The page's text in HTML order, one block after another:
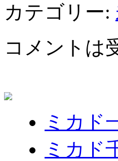
カテゴリー:
コメントは
ミカド
ミカド